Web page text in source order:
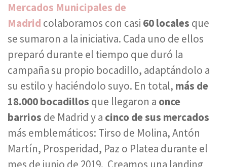
Mercados Municipales de
Madrid colaboramos con casi 60 locales que
se sumaron a la iniciativa. Cada uno de ellos
preparó durante el tiempo que duró la
campaña su propio bocadillo, adaptándolo a
su estilo y haciéndolo suyo. En total, más de
18.000 bocadillos que llegaron a once
barrios de Madrid y a cinco de sus mercados
más emblemáticos: Tirso de Molina, Antón
Martín, Prosperidad, Paz o Platea durante el